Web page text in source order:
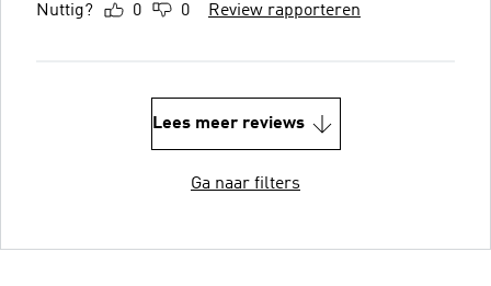
Nuttig? 0 0 Review rapporteren
Lees meer reviews
Ga naar filters